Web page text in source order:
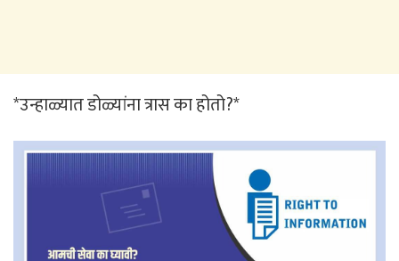
*उन्हाळ्यात डोळ्यांना त्रास का होतो?*